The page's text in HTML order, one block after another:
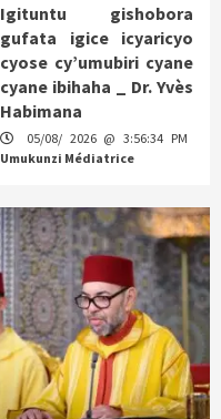
Igituntu gishobora
gufata igice icyaricyo
cyose cy’umubiri cyane
cyane ibihaha _ Dr. Yvès
Habimana
05/08/ 2026 @ 3:56:34 PM
Umukunzi Médiatrice